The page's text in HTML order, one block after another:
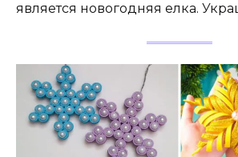
является новогодняя елка.